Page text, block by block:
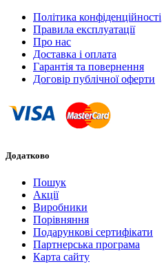
Політика конфіденційності
Правила експлуатації
Про нас
Доставка і оплата
Гарантія та повернення
Договір публічної оферти
Додатково
Пошук
Акції
Виробники
Порівняння
Подарункові сертифікати
Партнерська програма
Карта сайту